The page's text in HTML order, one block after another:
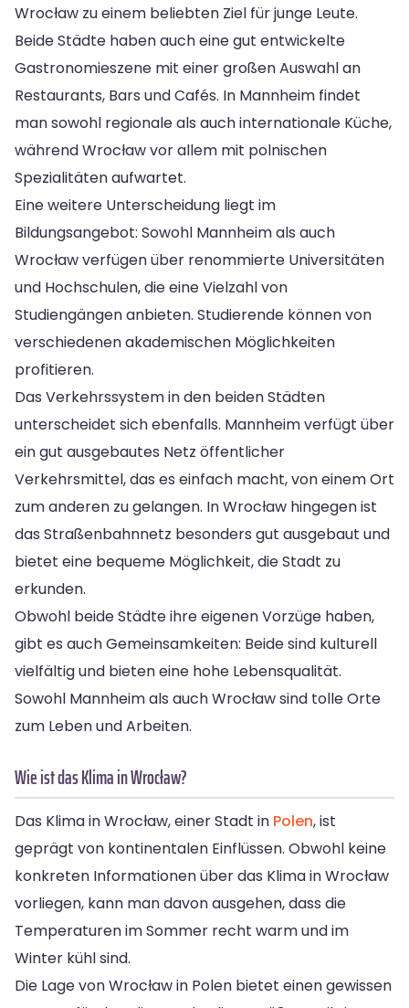
Wrocław zu einem beliebten Ziel für junge Leute.
Beide Städte haben auch eine gut entwickelte
Gastronomieszene mit einer großen Auswahl an
Restaurants, Bars und Cafés. In Mannheim findet
man sowohl regionale als auch internationale Küche,
während Wrocław vor allem mit polnischen
Spezialitäten aufwartet.
Eine weitere Unterscheidung liegt im
Bildungsangebot: Sowohl Mannheim als auch
Wrocław verfügen über renommierte Universitäten
und Hochschulen, die eine Vielzahl von
Studiengängen anbieten. Studierende können von
verschiedenen akademischen Möglichkeiten
profitieren.
Das Verkehrssystem in den beiden Städten
unterscheidet sich ebenfalls. Mannheim verfügt über
ein gut ausgebautes Netz öffentlicher
Verkehrsmittel, das es einfach macht, von einem Ort
zum anderen zu gelangen. In Wrocław hingegen ist
das Straßenbahnnetz besonders gut ausgebaut und
bietet eine bequeme Möglichkeit, die Stadt zu
erkunden.
Obwohl beide Städte ihre eigenen Vorzüge haben,
gibt es auch Gemeinsamkeiten: Beide sind kulturell
vielfältig und bieten eine hohe Lebensqualität.
Sowohl Mannheim als auch Wrocław sind tolle Orte
zum Leben und Arbeiten.
Wie ist das Klima in Wrocław?
Das Klima in Wrocław, einer Stadt in Polen, ist
geprägt von kontinentalen Einflüssen. Obwohl keine
konkreten Informationen über das Klima in Wrocław
vorliegen, kann man davon ausgehen, dass die
Temperaturen im Sommer recht warm und im
Winter kühl sind.
Die Lage von Wrocław in Polen bietet einen gewissen